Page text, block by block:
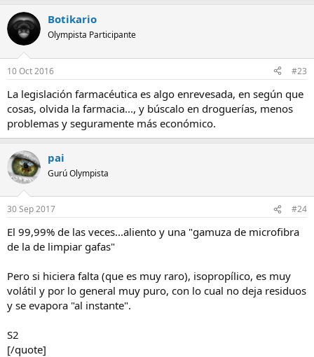
Botikario
Olympista Participante
10 Oct 2016 #23
La legislación farmacéutica es algo enrevesada, en según que
cosas, olvida la farmacia..., y búscalo en droguerías, menos
problemas y seguramente más económico.
pai
Gurú Olympista
30 Sep 2017 #24
El 99,99% de las veces...aliento y una "gamuza de microfibra
de la de limpiar gafas"
Pero si hiciera falta (que es muy raro), isopropílico, es muy
volátil y por lo general muy puro, con lo cual no deja residuos
y se evapora "al instante".
S2
[/quote]